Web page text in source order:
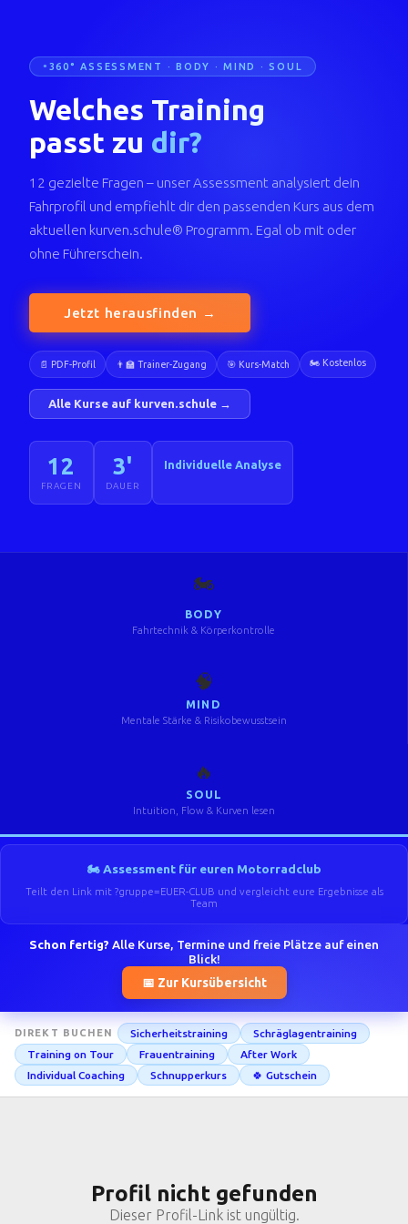
360° ASSESSMENT · BODY · MIND · SOUL
Welches Training
passt zu dir?
12 gezielte Fragen – unser Assessment analysiert dein
Fahrprofil und empfiehlt dir den passenden Kurs aus dem
aktuellen kurven.schule® Programm. Egal ob mit oder
ohne Führerschein.
Jetzt herausfinden →
📄 PDF-Profil 👨‍🏫 Trainer-Zugang 🎯 Kurs-Match 🏍️ Kostenlos
Alle Kurse auf kurven.schule →
12
FRAGEN
3'
DAUER
Individuelle Analyse
🏍️
BODY
Fahrtechnik & Körperkontrolle
🧠
MIND
Mentale Stärke & Risikobewusstsein
🔥
SOUL
Intuition, Flow & Kurven lesen
🏍️ Assessment für euren Motorradclub
Teilt den Link mit ?gruppe=EUER-CLUB und vergleicht eure Ergebnisse als
Team
Schon fertig? Alle Kurse, Termine und freie Plätze auf einen
Blick!
📅 Zur Kursübersicht
DIREKT BUCHEN Sicherheitstraining
Schräglagentraining
Training on Tour
Frauentraining
After Work
Individual Coaching
Schnupperkurs 🍀 Gutschein
Profil nicht gefunden
Dieser Profil-Link ist ungültig.